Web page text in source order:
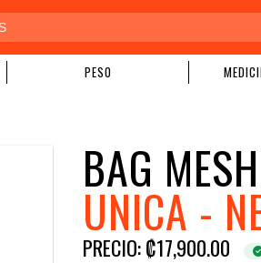
PESO
BAG
UNICA -
PRECIO: ₡17,900.00